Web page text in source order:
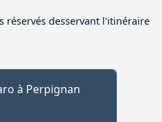
réservés desservant l'itinéraire
à Perpignan